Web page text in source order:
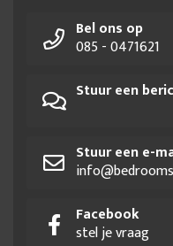
Bel ons op
085 - 0471621
Stuur een
Stuur een e-
Facebook
stel je vraag